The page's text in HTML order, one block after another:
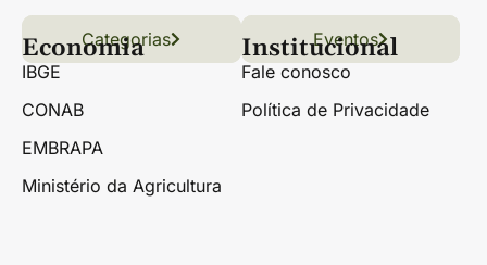
Links úteis
Conteúdo Grãos
Florestas Hortifrúti
Categorias Eventos
Economia
IBGE
CONAB
EMBRAPA
Ministério da Agricultura
Institucional
Fale conosco
Política de Privacidade